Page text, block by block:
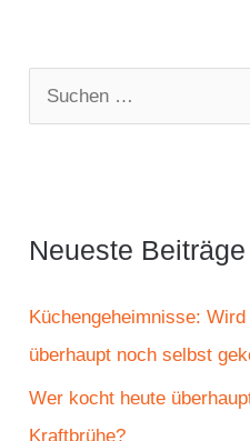
u
e
n
a
c
h
Neueste Beiträge
Küchengeheimnisse:
überhaupt noch selbst
Wer kocht heute
Kraftbrühe?